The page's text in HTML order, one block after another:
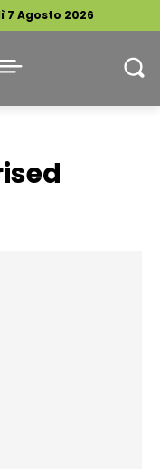
7 Agosto 2026